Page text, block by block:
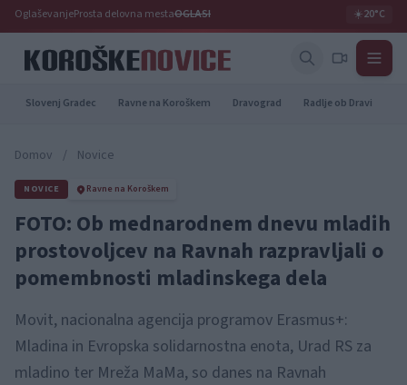
OglaševanjeProsta delovna mestaOGLASI ☀️20°C
Slovenj Gradec Ravne na Koroškem Dravograd Radlje ob Dravi
Domov / Novice
NOVICE Ravne na Koroškem
FOTO: Ob mednarodnem dnevu mladih
prostovoljcev na Ravnah razpravljali o
pomembnosti mladinskega dela
Movit, nacionalna agencija programov Erasmus+:
Mladina in Evropska solidarnostna enota, Urad RS za
mladino ter Mreža MaMa, so danes na Ravnah